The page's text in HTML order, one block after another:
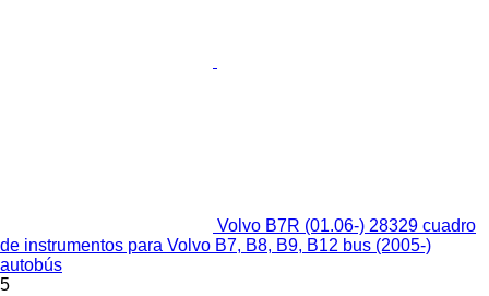
Volvo B7R (01.06-) 28329 cuadro
de instrumentos para Volvo B7, B8, B9, B12 bus (2005-)
autobús
5